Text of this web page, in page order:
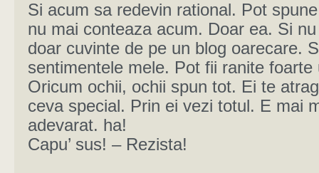
Si acum sa redevin rational. Pot
nu mai conteaza acum. Doar ea. Si
doar cuvinte de pe un blog oarecare.
sentimentele mele. Pot fii ranite foarte
Oricum ochii, ochii spun tot. Ei te
ceva special. Prin ei vezi totul. E mai
adevarat. ha!
Capu’ sus! – Rezista!